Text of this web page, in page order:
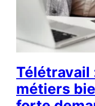
Télétravail
métiers